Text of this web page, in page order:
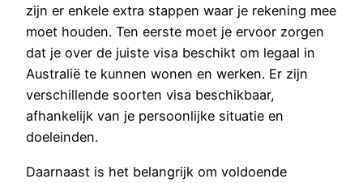
zijn er enkele extra stappen waar je rekening mee
moet houden. Ten eerste moet je ervoor zorgen
dat je over de juiste visa beschikt om legaal in
Australië te kunnen wonen en werken. Er zijn
verschillende soorten visa beschikbaar,
afhankelijk van je persoonlijke situatie en
doeleinden.
Daarnaast is het belangrijk om voldoende